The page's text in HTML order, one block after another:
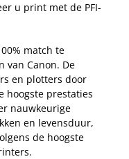
u print met de PFI-
match te
van Canon. De
en plotters door
hoogste prestaties
nauwkeurige
en levensduur,
de hoogste